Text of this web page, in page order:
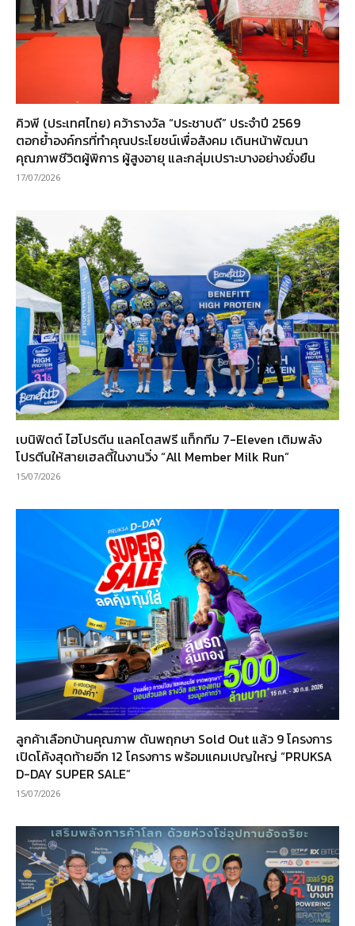
คิวพี (ประเทศไทย) คว้ารางวัล “ประชาบดี” ประจำปี 2569
ตอกย้ำองค์กรที่ทำคุณประโยชน์เพื่อสังคม เดินหน้าพัฒนา
คุณภาพชีวิตผู้พิการ ผู้สูงอายุ และกลุ่มเปราะบางอย่างยั่งยืน
17/07/2026
เบนิฟิตต์ ไฮโปรตีน แลคโตสฟรี แท็กทีม 7-Eleven เติมพลัง
โปรตีนให้สายเฮลตี้ในงานวิ่ง “All Member Milk Run”
15/07/2026
ลูกค้าเลือกบ้านคุณภาพ ดันพฤกษา Sold Out แล้ว 9 โครงการ
เปิดโค้งสุดท้ายอีก 12 โครงการ พร้อมแคมเปญใหญ่ “PRUKSA
D-DAY SUPER SALE”
15/07/2026